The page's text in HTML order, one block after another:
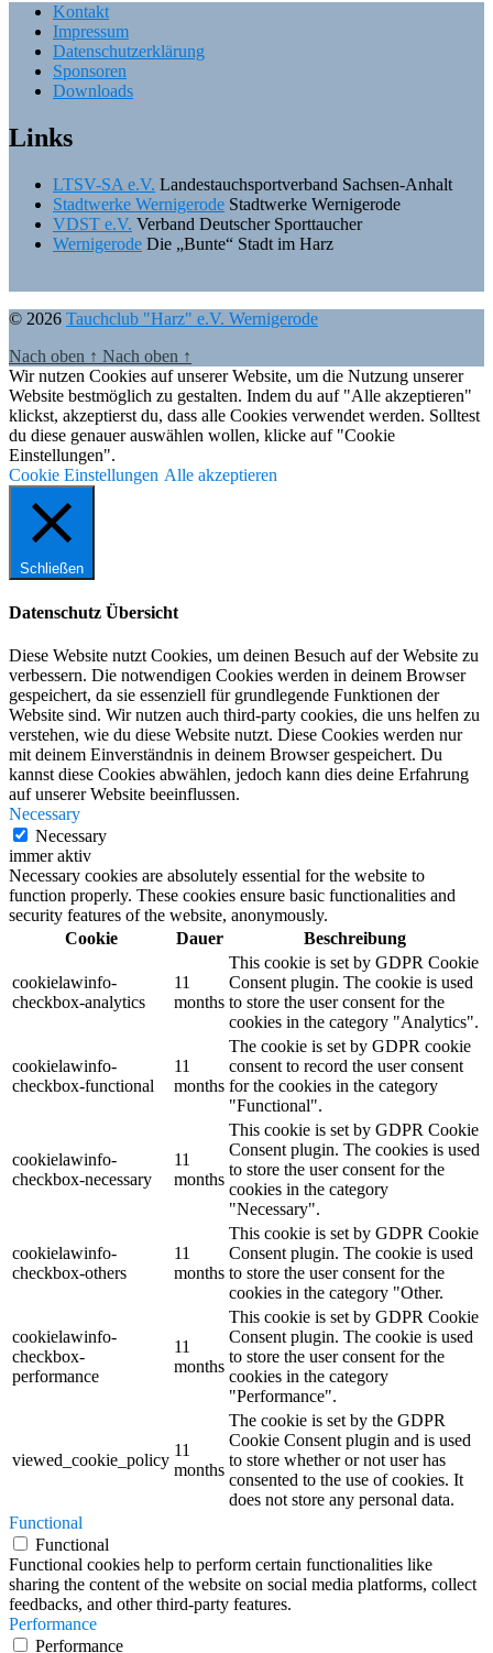
Kontakt
Impressum
Datenschutzerklärung
Sponsoren
Downloads
Links
LTSV-SA e.V. Landestauchsportverband Sachsen-Anhalt
Stadtwerke Wernigerode Stadtwerke Wernigerode
VDST e.V. Verband Deutscher Sporttaucher
Wernigerode Die „Bunte“ Stadt im Harz
© 2026 Tauchclub "Harz" e.V. Wernigerode
Nach oben ↑ Nach oben ↑
Wir nutzen Cookies auf unserer Website, um die Nutzung unserer
Website bestmöglich zu gestalten. Indem du auf "Alle akzeptieren"
klickst, akzeptierst du, dass alle Cookies verwendet werden. Solltest
du diese genauer auswählen wollen, klicke auf "Cookie
Einstellungen".
Cookie Einstellungen Alle akzeptieren
Schließen
Datenschutz Übersicht
Diese Website nutzt Cookies, um deinen Besuch auf der Website zu
verbessern. Die notwendigen Cookies werden in deinem Browser
gespeichert, da sie essenziell für grundlegende Funktionen der
Website sind. Wir nutzen auch third-party cookies, die uns helfen zu
verstehen, wie du diese Website nutzt. Diese Cookies werden nur
mit deinem Einverständnis in deinem Browser gespeichert. Du
kannst diese Cookies abwählen, jedoch kann dies deine Erfahrung
auf unserer Website beeinflussen.
Necessary
Necessary
immer aktiv
Necessary cookies are absolutely essential for the website to
function properly. These cookies ensure basic functionalities and
security features of the website, anonymously.
Cookie
Dauer Beschreibung
cookielawinfo-
checkbox-analytics
11
months
This cookie is set by GDPR Cookie
Consent plugin. The cookie is used
to store the user consent for the
cookies in the category "Analytics".
cookielawinfo-
checkbox-functional
11
months
The cookie is set by GDPR cookie
consent to record the user consent
for the cookies in the category
"Functional".
cookielawinfo-
checkbox-necessary
11
months
This cookie is set by GDPR Cookie
Consent plugin. The cookies is used
to store the user consent for the
cookies in the category
"Necessary".
cookielawinfo-
checkbox-others
11
months
This cookie is set by GDPR Cookie
Consent plugin. The cookie is used
to store the user consent for the
cookies in the category "Other.
cookielawinfo-
checkbox-
performance
11
months
This cookie is set by GDPR Cookie
Consent plugin. The cookie is used
to store the user consent for the
cookies in the category
"Performance".
viewed_cookie_policy
11
months
The cookie is set by the GDPR
Cookie Consent plugin and is used
to store whether or not user has
consented to the use of cookies. It
does not store any personal data.
Functional
Functional
Functional cookies help to perform certain functionalities like
sharing the content of the website on social media platforms, collect
feedbacks, and other third-party features.
Performance
Performance